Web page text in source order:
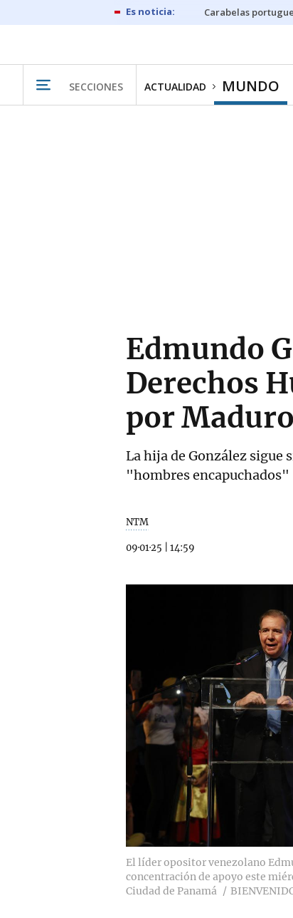
Carabelas
SECCIONES ACTUALIDAD MUNDO
Edmundo
Derechos
por Maduro
La hija de González sigue
"hombres encapuchados"
NTM
09·01·25 14:59
El líder opositor venezolano
concentración de apoyo este
Ciudad de Panamá